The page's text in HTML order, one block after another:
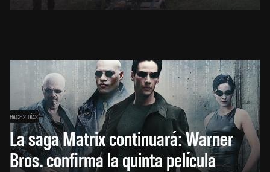
HACE 2 DÍAS
La saga Matrix continuará: Warner
Bros. confirma la quinta película